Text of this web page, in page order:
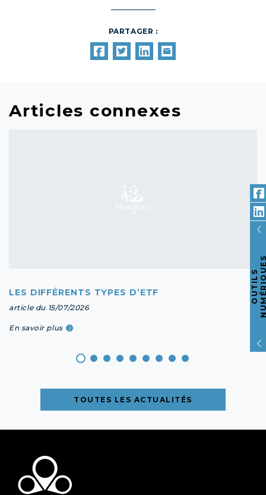
PARTAGER :
Articles connexes
LES DIFFÉRENTS TYPES D’ETF
article du 15/07/2026
En savoir plus
TOUTES LES ACTUALITÉS
O
U
T
I
L
S
N
U
M
É
R
I
Q
U
E